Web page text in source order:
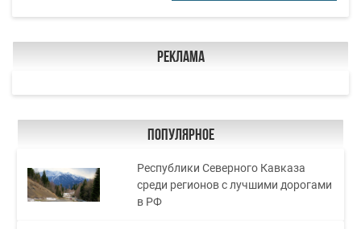
Реклама
Популярное
Республики Северного Кавказа
среди регионов с лучшими дорогами
в РФ